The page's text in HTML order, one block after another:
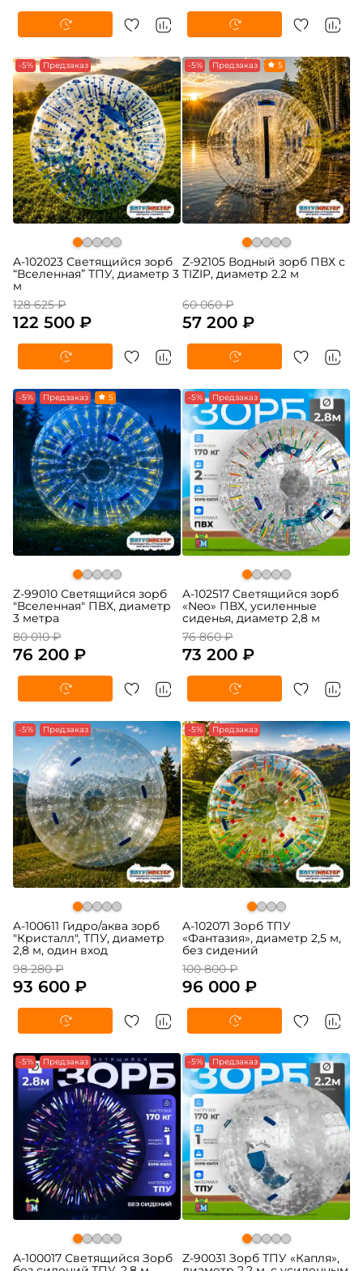
-5% Предзаказ
A-102023 Светящийся зорб
“Вселенная” ТПУ, диаметр 3
м
128 625 ₽
122 500 ₽
-5% Предзаказ 5
Z-92105 Водный зорб ПВХ с
TIZIP, диаметр 2.2 м
60 060 ₽
57 200 ₽
-5% Предзаказ 5
Z-99010 Светящийся зорб
"Вселенная" ПВХ, диаметр
3 метра
80 010 ₽
76 200 ₽
-5% Предзаказ
A-102517 Светящийся зорб
«Neo» ПВХ, усиленные
сиденья, диаметр 2,8 м
76 860 ₽
73 200 ₽
-5% Предзаказ
A-100611 Гидро/аква зорб
"Кристалл", ТПУ, диаметр
2,8 м, один вход
98 280 ₽
93 600 ₽
-5% Предзаказ
A-102071 Зорб ТПУ
«Фантазия», диаметр 2,5 м,
без сидений
100 800 ₽
96 000 ₽
-5% Предзаказ
A-100017 Светящийся Зорб
-5% Предзаказ
Z-90031 Зорб ТПУ «Капля»,